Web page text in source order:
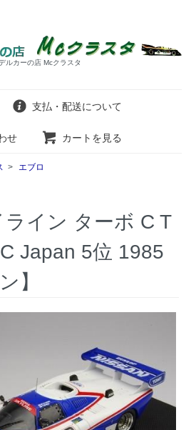
ルカーの店 Mcクラスタ
支払・配送について
せ カートを見る
> エブロ
イン ターボ C T
Japan 5位 1985
】